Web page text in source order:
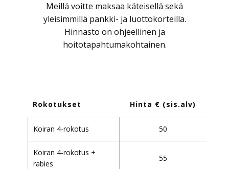
Meillä voitte maksaa käteisellä sekä
yleisimmillä pankki- ja luottokorteilla.
Hinnasto on ohjeellinen ja
hoitotapahtumakohtainen.
Rokotukset Hinta € (sis.alv)
Koiran 4-rokotus 50
Koiran 4-rokotus +
rabies
55